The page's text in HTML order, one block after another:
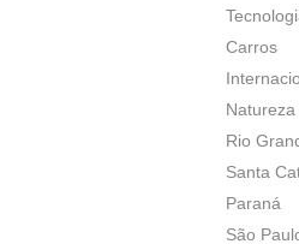
Carros
Natureza
Rio
Santa
Paraná
São